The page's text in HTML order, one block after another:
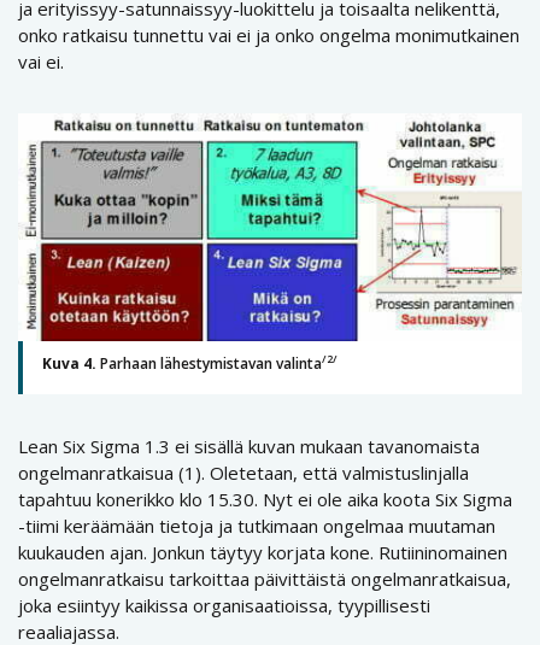
ja erityissyy-satunnaissyy-luokittelu ja toisaalta nelikenttä,
onko ratkaisu tunnettu vai ei ja onko ongelma monimutkainen
vai ei.
Kuva 4. Parhaan lähestymistavan valinta/2/
Lean Six Sigma 1.3 ei sisällä kuvan mukaan tavanomaista
ongelmanratkaisua (1). Oletetaan, että valmistuslinjalla
tapahtuu konerikko klo 15.30. Nyt ei ole aika koota Six Sigma
-tiimi keräämään tietoja ja tutkimaan ongelmaa muutaman
kuukauden ajan. Jonkun täytyy korjata kone. Rutiininomainen
ongelmanratkaisu tarkoittaa päivittäistä ongelmanratkaisua,
joka esiintyy kaikissa organisaatioissa, tyypillisesti
reaaliajassa.